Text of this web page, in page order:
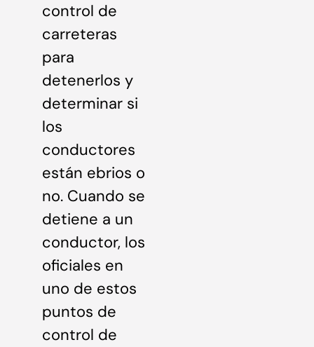
control de
carreteras
para
detenerlos y
determinar si
los
conductores
están ebrios o
no. Cuando se
detiene a un
conductor, los
oficiales en
uno de estos
puntos de
control de